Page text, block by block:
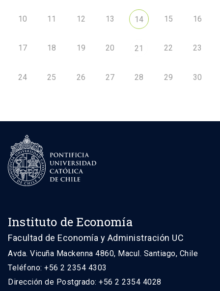
10 11 12 13 14 15 16
17 18 19 20 21 22 23
24 25 26 27 28 29 30
Instituto de Economía
Facultad de Economía y Administración UC
Avda. Vicuña Mackenna 4860, Macul. Santiago, Chile
Teléfono: +56 2 2354 4303
Dirección de Postgrado: +56 2 2354 4028